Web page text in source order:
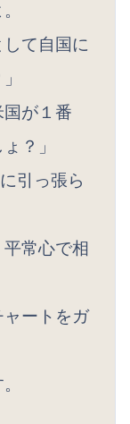
して自国に
国が１番
？」
引っ張ら
常心で相
ートをガ